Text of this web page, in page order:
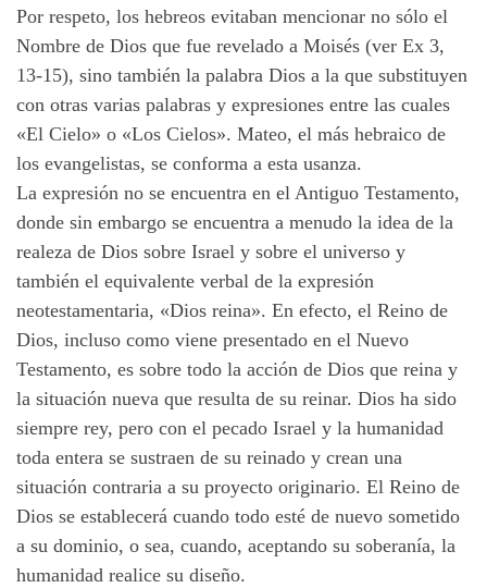
Por respeto, los hebreos evitaban mencionar no sólo el
Nombre de Dios que fue revelado a Moisés (ver Ex 3,
13-15), sino también la palabra Dios a la que substituyen
con otras varias palabras y expresiones entre las cuales
«El Cielo» o «Los Cielos». Mateo, el más hebraico de
los evangelistas, se conforma a esta usanza.
La expresión no se encuentra en el Antiguo Testamento,
donde sin embargo se encuentra a menudo la idea de la
realeza de Dios sobre Israel y sobre el universo y
también el equivalente verbal de la expresión
neotestamentaria, «Dios reina». En efecto, el Reino de
Dios, incluso como viene presentado en el Nuevo
Testamento, es sobre todo la acción de Dios que reina y
la situación nueva que resulta de su reinar. Dios ha sido
siempre rey, pero con el pecado Israel y la humanidad
toda entera se sustraen de su reinado y crean una
situación contraria a su proyecto originario. El Reino de
Dios se establecerá cuando todo esté de nuevo sometido
a su dominio, o sea, cuando, aceptando su soberanía, la
humanidad realice su diseño.